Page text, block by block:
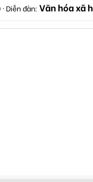
Diễn đàn: Văn hóa xã